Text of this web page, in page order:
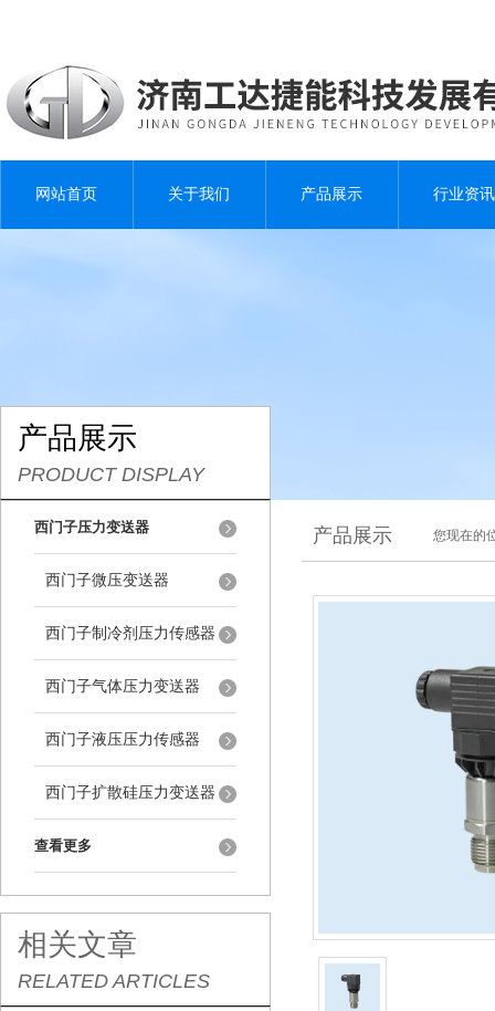
网站首页 关于我们 产品展示 行业资讯
产品展示
PRODUCT DISPLAY
西门子压力变送器
西门子微压变送器
西门子制冷剂压力传感器
西门子气体压力变送器
西门子液压压力传感器
西门子扩散硅压力变送器
查看更多
相关文章
RELATED ARTICLES
产品展示 您现在的